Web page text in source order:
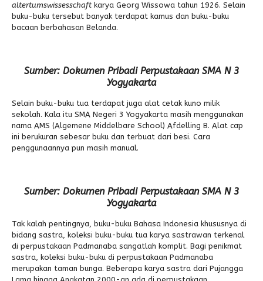
altertumswissesschaft karya Georg Wissowa tahun 1926. Selain
buku-buku tersebut banyak terdapat kamus dan buku-buku
bacaan berbahasan Belanda.
Sumber: Dokumen Pribadi Perpustakaan SMA N 3
Yogyakarta
Selain buku-buku tua terdapat juga alat cetak kuno milik
sekolah. Kala itu SMA Negeri 3 Yogyakarta masih menggunakan
nama AMS (Algemene Middelbare School) Afdelling B. Alat cap
ini berukuran sebesar buku dan terbuat dari besi. Cara
penggunaannya pun masih manual.
Sumber: Dokumen Pribadi Perpustakaan SMA N 3
Yogyakarta
Tak kalah pentingnya, buku-buku Bahasa Indonesia khususnya di
bidang sastra, koleksi buku-buku tua karya sastrawan terkenal
di perpustakaan Padmanaba sangatlah komplit. Bagi penikmat
sastra, koleksi buku-buku di perpustakaan Padmanaba
merupakan taman bunga. Beberapa karya sastra dari Pujangga